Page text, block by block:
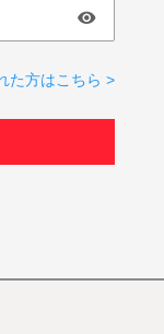
た方はこちら >